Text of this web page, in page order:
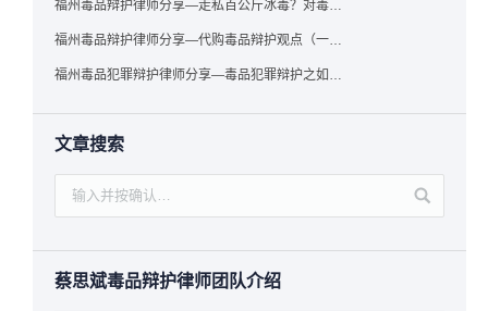
福州毒品辩护律师分享—走私百公斤冰毒？对毒品缺失型走私毒品罪案件，该如何有效辩护
福州毒品辩护律师分享—代购毒品辩护观点（一）——“真假”之辩
福州毒品犯罪辩护律师分享—毒品犯罪辩护之如何提炼言辞证据
文章搜索
蔡思斌毒品辩护律师团队介绍